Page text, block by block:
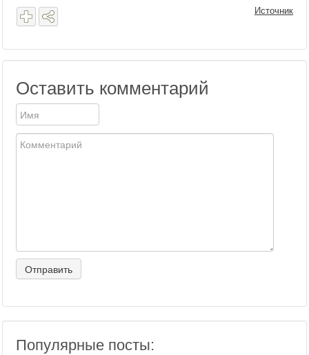
Источник
Оставить комментарий
Популярные посты: